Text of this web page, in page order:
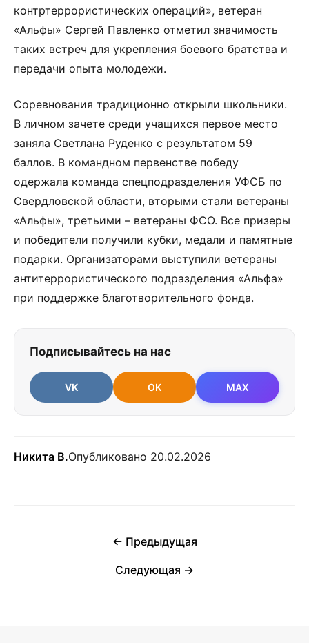
контртеррористических операций», ветеран
«Альфы» Сергей Павленко отметил значимость
таких встреч для укрепления боевого братства и
передачи опыта молодежи.
Соревнования традиционно открыли школьники.
В личном зачете среди учащихся первое место
заняла Светлана Руденко с результатом 59
баллов. В командном первенстве победу
одержала команда спецподразделения УФСБ по
Свердловской области, вторыми стали ветераны
«Альфы», третьими – ветераны ФСО. Все призеры
и победители получили кубки, медали и памятные
подарки. Организаторами выступили ветераны
антитеррористического подразделения «Альфа»
при поддержке благотворительного фонда.
Подписывайтесь на нас
VK OK MAX
Никита В.Опубликовано 20.02.2026
← Предыдущая
Следующая →